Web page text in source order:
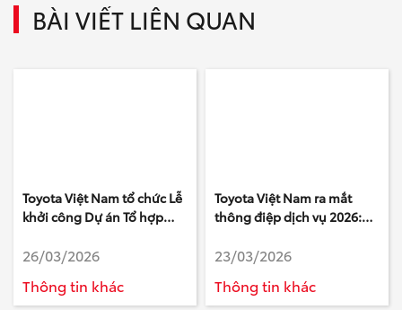
BÀI VIẾT LIÊN QUAN
Toyota Việt Nam tổ chức Lễ
khởi công Dự án Tổ hợp
tỉnh Phú Thọ
26/03/2026
Thông tin khác
Toyota Việt Nam ra mắt
thông điệp dịch vụ 2026:
một điểm đến”
23/03/2026
Thông tin khác